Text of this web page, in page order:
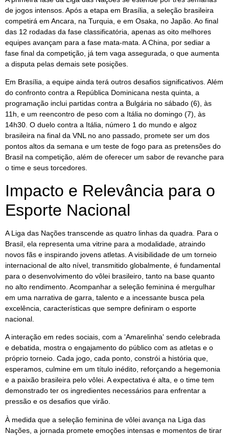
de jogos intensos. Após a etapa em Brasília, a seleção brasileira
competirá em Ancara, na Turquia, e em Osaka, no Japão. Ao final
das 12 rodadas da fase classificatória, apenas as oito melhores
equipes avançam para a fase mata-mata. A China, por sediar a
fase final da competição, já tem vaga assegurada, o que aumenta
a disputa pelas demais sete posições.
Em Brasília, a equipe ainda terá outros desafios significativos. Além
do confronto contra a República Dominicana nesta quinta, a
programação inclui partidas contra a Bulgária no sábado (6), às
11h, e um reencontro de peso com a Itália no domingo (7), às
14h30. O duelo contra a Itália, número 1 do mundo e algoz
brasileira na final da VNL no ano passado, promete ser um dos
pontos altos da semana e um teste de fogo para as pretensões do
Brasil na competição, além de oferecer um sabor de revanche para
o time e seus torcedores.
Impacto e Relevância para o
Esporte Nacional
A Liga das Nações transcende as quatro linhas da quadra. Para o
Brasil, ela representa uma vitrine para a modalidade, atraindo
novos fãs e inspirando jovens atletas. A visibilidade de um torneio
internacional de alto nível, transmitido globalmente, é fundamental
para o desenvolvimento do vôlei brasileiro, tanto na base quanto
no alto rendimento. Acompanhar a seleção feminina é mergulhar
em uma narrativa de garra, talento e a incessante busca pela
excelência, características que sempre definiram o esporte
nacional.
A interação em redes sociais, com a 'Amarelinha' sendo celebrada
e debatida, mostra o engajamento do público com as atletas e o
próprio torneio. Cada jogo, cada ponto, constrói a história que,
esperamos, culmine em um título inédito, reforçando a hegemonia
e a paixão brasileira pelo vôlei. A expectativa é alta, e o time tem
demonstrado ter os ingredientes necessários para enfrentar a
pressão e os desafios que virão.
À medida que a seleção feminina de vôlei avança na Liga das
Nações, a jornada promete emoções intensas e momentos de tirar